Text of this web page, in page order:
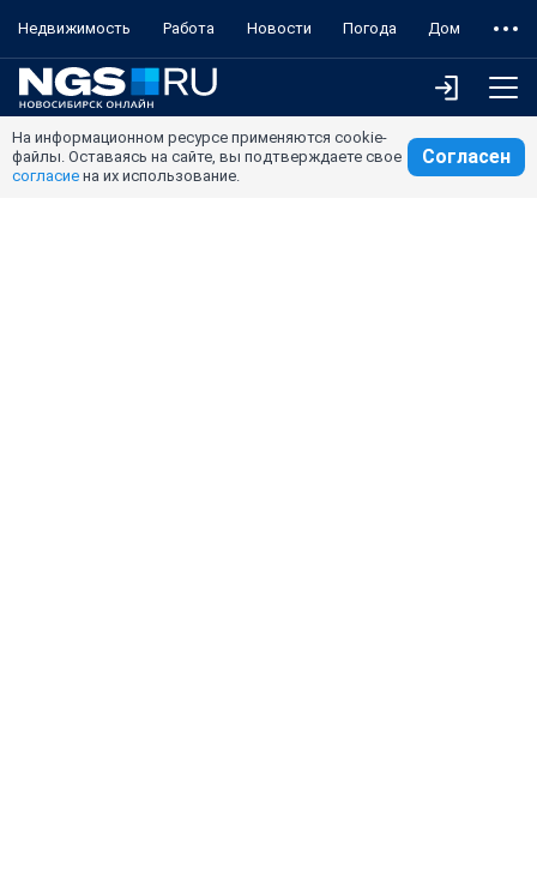
Недвижимость Работа Новости Погода Дом
На информационном ресурсе применяются cookie-
файлы. Оставаясь на сайте, вы подтверждаете свое
согласие на их использование.
Согласен